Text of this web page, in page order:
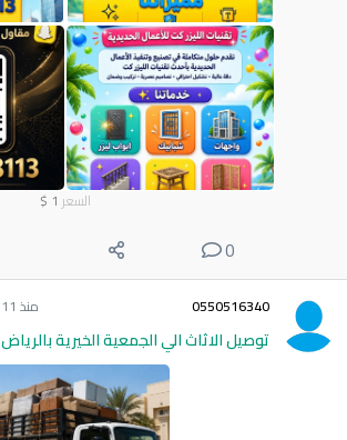
السعر 1
$
0
0550516340 منذ 11 ساعة
توصيل الاثاث الي الجمعية الخيرية بالرياض 0550516340